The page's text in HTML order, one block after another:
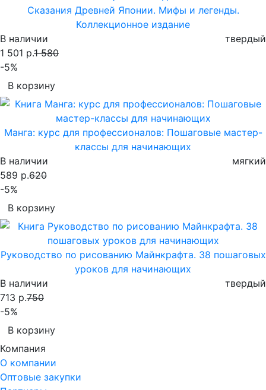
Сказания Древней Японии. Мифы и легенды.
Коллекционное издание
В наличии
твердый
1 501 р.1 580
-5%
В корзину
Манга: курс для профессионалов: Пошаговые мастер-
классы для начинающих
В наличии
мягкий
589 р.620
-5%
В корзину
Руководство по рисованию Майнкрафта. 38 пошаговых
уроков для начинающих
В наличии
твердый
713 р.750
-5%
В корзину
Компания
О компании
Оптовые закупки